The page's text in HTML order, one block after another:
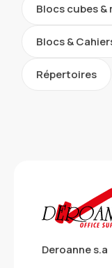
Blocs cubes &
Blocs &
Répertoires
Deroanne s.a